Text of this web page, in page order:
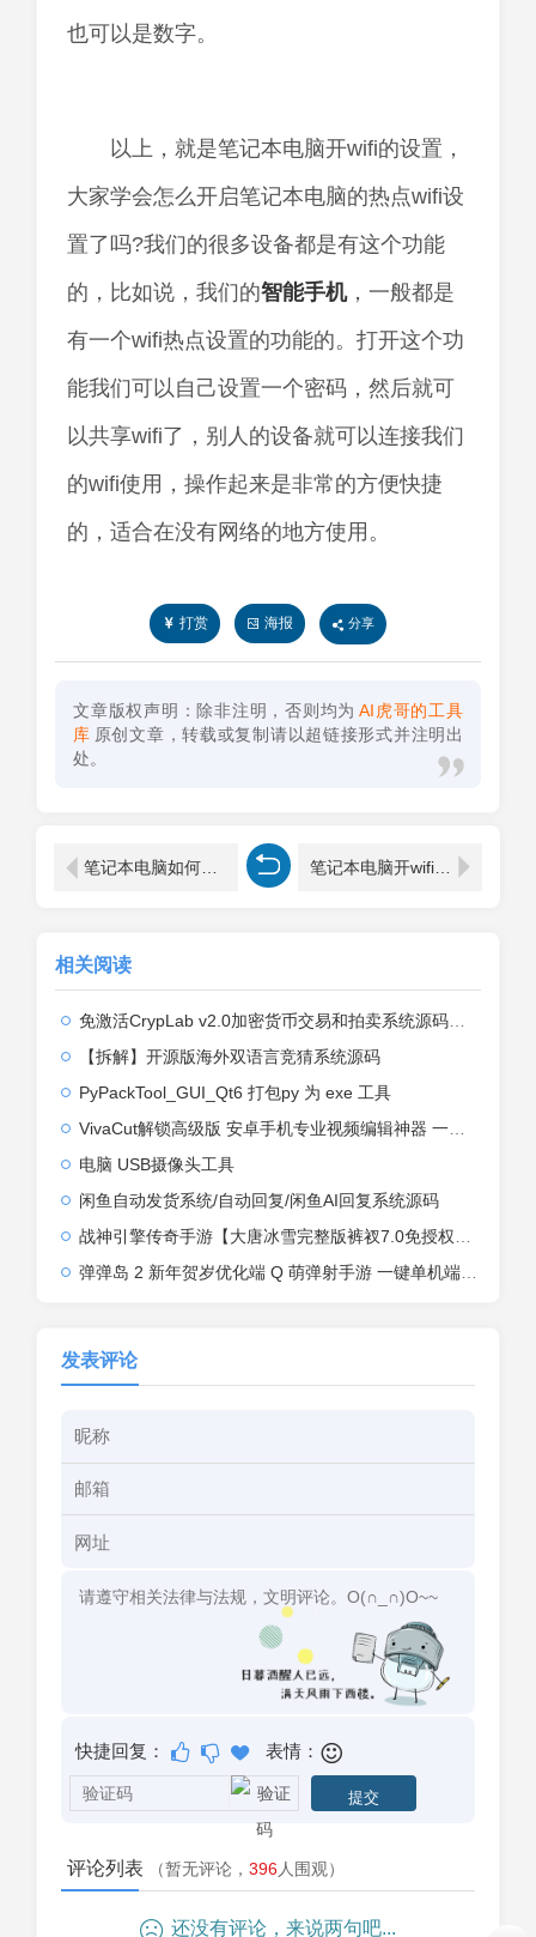
也可以是数字。
以上，就是笔记本电脑开wifi的设置，
大家学会怎么开启笔记本电脑的热点wifi设
置了吗?我们的很多设备都是有这个功能
的，比如说，我们的智能手机，一般都是
有一个wifi热点设置的功能的。打开这个功
能我们可以自己设置一个密码，然后就可
以共享wifi了，别人的设备就可以连接我们
的wifi使用，操作起来是非常的方便快捷
的，适合在没有网络的地方使用。
打赏 海报 分享
文章版权声明：除非注明，否则均为 AI虎哥的工具
库 原创文章，转载或复制请以超链接形式并注明出
处。
笔记本电脑如何连接隐藏wifi ？ 笔记本电脑开wifi的快捷键
相关阅读
免激活CrypLab v2.0加密货币交易和拍卖系统源码，前台新增中文后台全部汉化
【拆解】开源版海外双语言竞猜系统源码
PyPackTool_GUI_Qt6 打包py 为 exe 工具
VivaCut解锁高级版 安卓手机专业视频编辑神器 一键式AI加持
电脑 USB摄像头工具
闲鱼自动发货系统/自动回复/闲鱼AI回复系统源码
战神引擎传奇手游【大唐冰雪完整版裤衩7.0免授权】2026整理特色服务端+寒冬之城+万象古城+天威大陆+大唐盛世【站长亲测】
弹弹岛 2 新年贺岁优化端 Q 萌弹射手游 一键单机端 + Linux 手工端 + GM 后台 + 安卓 iOS 双端带教程
发表评论
快捷回复： 表情：
评论列表 （暂无评论， 396人围观）
还没有评论，来说两句吧...